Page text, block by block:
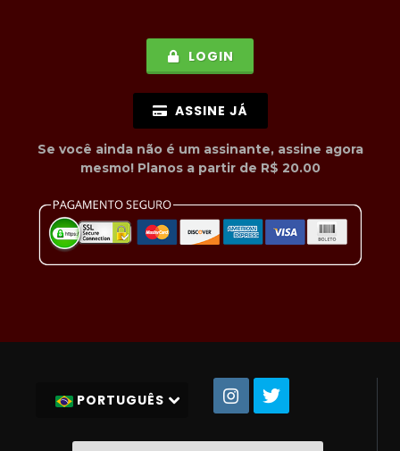
LOGIN
ASSINE JÁ
Se você ainda não é um assinante, assine agora
mesmo! Planos a partir de R$ 20.00
PORTUGUÊS